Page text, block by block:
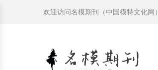
国外名模介绍
国外名模写真
社会热点新闻
国外名模介绍
国外名模写真
欢迎访问名模期刊（中国模特文化网）